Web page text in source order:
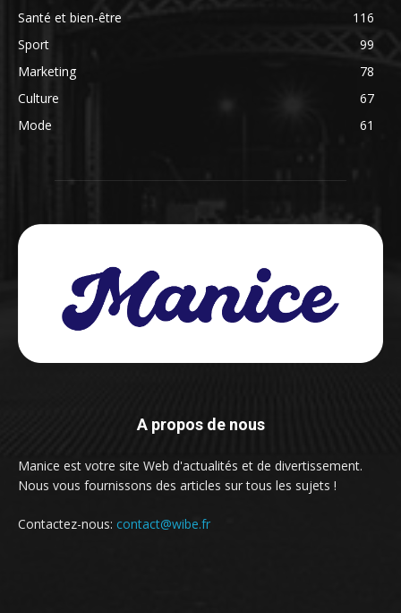
Santé et bien-être
116
Sport
99
Marketing
78
Culture
67
Mode
61
A propos de nous
Manice est votre site Web d'actualités et de divertissement.
Nous vous fournissons des articles sur tous les sujets !
Contactez-nous: contact@wibe.fr